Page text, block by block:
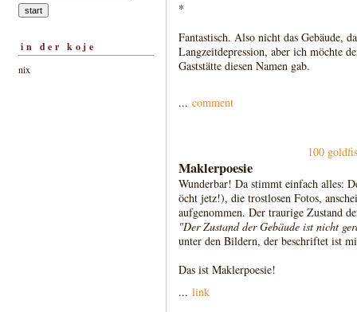
in der koje
nix
*
Fantastisch. Also nicht das Gebäude,
Langzeitdepression, aber ich möchte
Gaststätte diesen Namen gab.
... comment
100
Maklerpoesie
Wunderbar! Da stimmt einfach alles:
öcht jetz!), die trostlosen Fotos,
aufgenommen. Der traurige Zustand
"Der Zustand der Gebäude ist nicht
unter den Bildern, der beschriftet ist
Das ist Maklerpoesie!
... link